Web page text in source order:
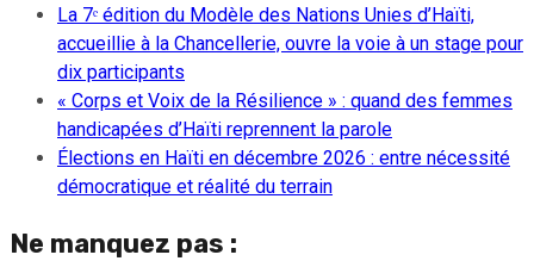
La 7ᵉ édition du Modèle des Nations Unies d’Haïti,
accueillie à la Chancellerie, ouvre la voie à un stage pour
dix participants
« Corps et Voix de la Résilience » : quand des femmes
handicapées d’Haïti reprennent la parole
Élections en Haïti en décembre 2026 : entre nécessité
démocratique et réalité du terrain
Ne manquez pas :